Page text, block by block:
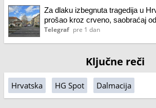
Za dlaku izbegnuta tragedija u
prošao kroz crveno, saobraćaj
Telegraf pre 1 dan
Ključne reči
Hrvatska HG Spot Dalmacija